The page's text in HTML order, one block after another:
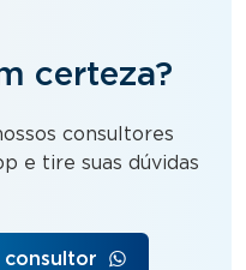
certeza?
consultores
e tire suas dúvidas
consultor